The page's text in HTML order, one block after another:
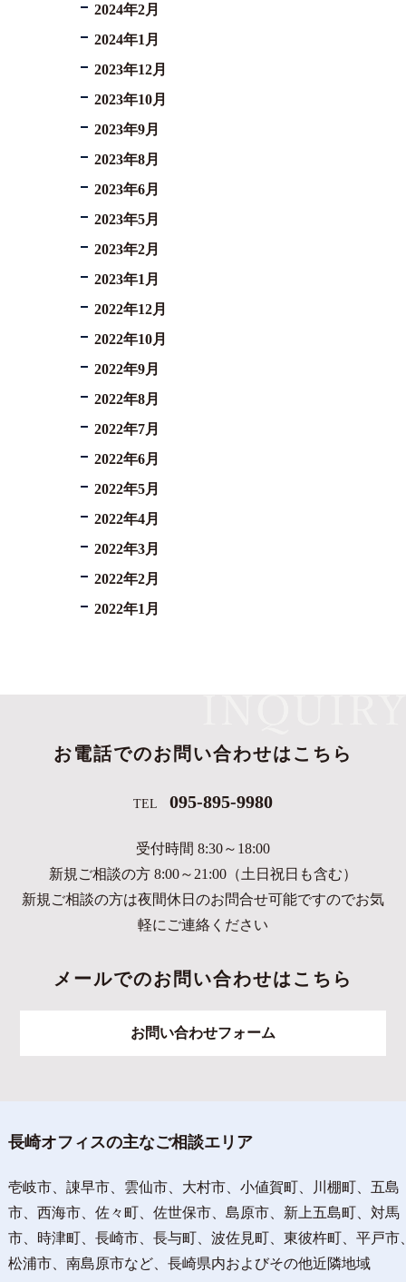
2024年2月
2024年1月
2023年12月
2023年10月
2023年9月
2023年8月
2023年6月
2023年5月
2023年2月
2023年1月
2022年12月
2022年10月
2022年9月
2022年8月
2022年7月
2022年6月
2022年5月
2022年4月
2022年3月
2022年2月
2022年1月
お電話でのお問い合わせはこちら
TEL 095-895-9980
受付時間 8:30～18:00
新規ご相談の方 8:00～21:00（土日祝日も含む）
新規ご相談の方は夜間休日のお問合せ可能ですのでお気
軽にご連絡ください
メールでのお問い合わせはこちら
お問い合わせフォーム
長崎オフィスの主なご相談エリア
壱岐市、諌早市、雲仙市、大村市、小値賀町、川棚町、五島
市、西海市、佐々町、佐世保市、島原市、新上五島町、対馬
市、時津町、長崎市、長与町、波佐見町、東彼杵町、平戸市
松浦市、南島原市など、長崎県内およびその他近隣地域